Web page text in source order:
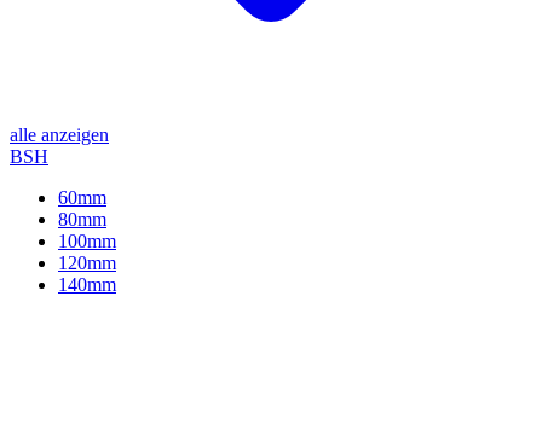
alle anzeigen
BSH
60mm
80mm
100mm
120mm
140mm